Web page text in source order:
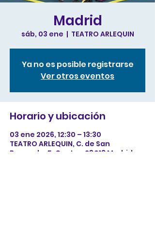
Madrid
sáb, 03 ene
  |
TEATRO ARLEQUIN
Ya no es posible registrarse
Ver otros eventos
Horario y ubicación
03 ene 2026, 12:30 – 13:30
TEATRO ARLEQUIN, C. de San
Bernardo, 5, Centro, 28013 Madrid,